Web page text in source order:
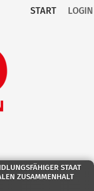
START LOGIN
STAAT
ZUSAMMENHALT